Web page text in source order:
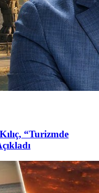
“Turizmde